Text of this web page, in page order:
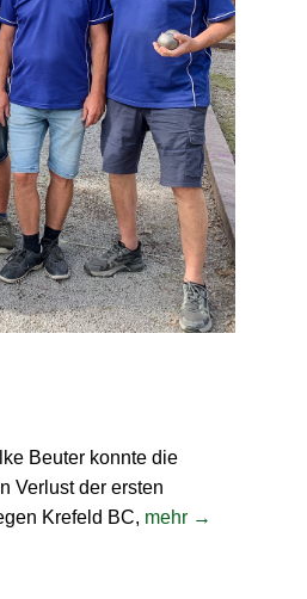
Beuter konnte die
Verlust der ersten
Krefeld BC, mehr →